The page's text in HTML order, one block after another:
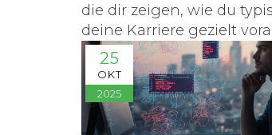
die dir zeigen, wie du
deine Karriere gezielt
25
OKT
2025